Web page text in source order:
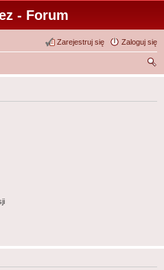
- Forum
Zaloguj się
Zarejestruj się